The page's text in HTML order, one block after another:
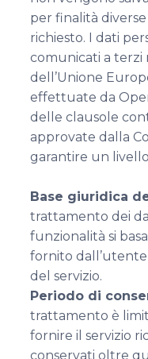
per finalità
richiesto. I dati
comunicati a terzi
dell’Unione
effettuate da
delle clausole
approvate dalla
garantire un
Base giuridica
trattamento dei
funzionalità si
fornito
del servizio.
Periodo di
trattamento è
fornire il servizio
conservati oltre